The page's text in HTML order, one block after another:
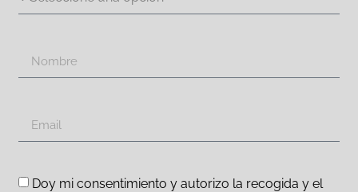
Doy mi consentimiento y autorizo la recogida y el